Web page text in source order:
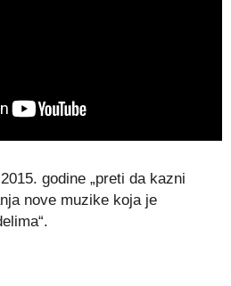
godine „preti da kazni
nove muzike koja je